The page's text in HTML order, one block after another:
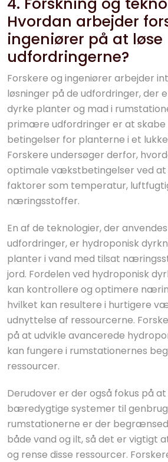
Hvordan arbejder
ingeniører på at løse
udfordringerne?
Forskere og ingeniører arbejder
løsninger på de udfordringer, der
dyrke planter og mad i
primære udfordringer er at
betingelser for planterne i et
Forskere undersøger derfor,
optimale vækstbetingelser ved
faktorer som temperatur,
næringsstoffer.
En af de teknologier, der
udfordringer, er hydroponisk
planter i vand med tilsat
jord. Fordelen ved hydroponisk
kan kontrollere og optimere
hvilket kan resultere i hurtigere
udnyttelse af ressourcerne.
på at udvikle avancerede
kan fungere i rumstationernes
ressourcer.
Derudover er der også fokus på at
bæredygtige systemer til genbrug
rumstationerne er der
både vand og ilt, så det er vigtigt
og rense disse ressourcer.